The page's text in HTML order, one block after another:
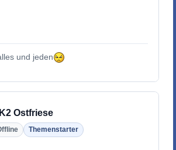
und jeden
Ostfriese
Themenstarter